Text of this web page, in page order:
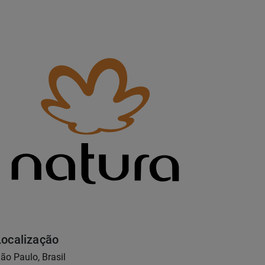
Paulo, Brasil